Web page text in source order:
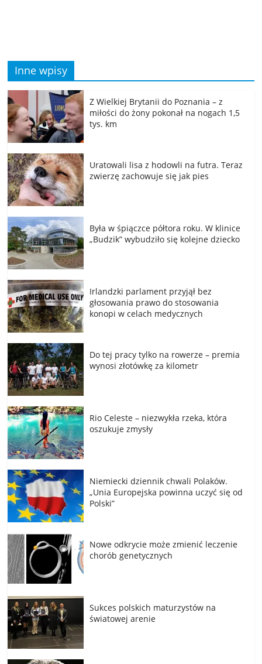
Inne wpisy
Z Wielkiej Brytanii do Poznania – z
miłości do żony pokonał na nogach 1,5
tys. km
Uratowali lisa z hodowli na futra. Teraz
zwierzę zachowuje się jak pies
Była w śpiączce półtora roku. W klinice
„Budzik” wybudziło się kolejne dziecko
Irlandzki parlament przyjął bez
głosowania prawo do stosowania
konopi w celach medycznych
Do tej pracy tylko na rowerze – premia
wynosi złotówkę za kilometr
Rio Celeste – niezwykła rzeka, która
oszukuje zmysły
Niemiecki dziennik chwali Polaków.
„Unia Europejska powinna uczyć się od
Polski”
Nowe odkrycie może zmienić leczenie
chorób genetycznych
Sukces polskich maturzystów na
światowej arenie